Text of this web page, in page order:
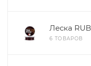
Леска
6 ТОВАРОВ